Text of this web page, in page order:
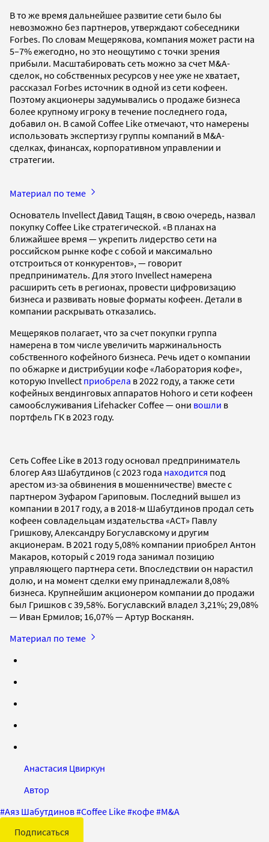
В то же время дальнейшее развитие сети было бы
невозможно без партнеров, утверждают собеседники
Forbes. По словам Мещерякова, компания может расти на
5–7% ежегодно, но это неощутимо с точки зрения
прибыли. Масштабировать сеть можно за счет M&A-
сделок, но собственных ресурсов у нее уже не хватает,
рассказал Forbes источник в одной из сети кофеен.
Поэтому акционеры задумывались о продаже бизнеса
более крупному игроку в течение последнего года,
добавил он. В самой Coffee Like отмечают, что намерены
использовать экспертизу группы компаний в M&A-
сделках, финансах, корпоративном управлении и
стратегии.
Материал по теме
Основатель Invellect Давид Тащян, в свою очередь, назвал
покупку Coffee Like стратегической. «В планах на
ближайшее время — укрепить лидерство сети на
российском рынке кофе с собой и максимально
отстроиться от конкурентов», — говорит
предприниматель. Для этого Invellect намерена
расширить сеть в регионах, провести цифровизацию
бизнеса и развивать новые форматы кофеен. Детали в
компании раскрывать отказались.
Мещеряков полагает, что за счет покупки группа
намерена в том числе увеличить маржинальность
собственного кофейного бизнеса. Речь идет о компании
по обжарке и дистрибуции кофе «Лаборатория кофе»,
которую Invellect приобрела в 2022 году, а также сети
кофейных вендинговых аппаратов Hohoro и сети кофеен
самообслуживания Lifehacker Coffee — они вошли в
портфель ГК в 2023 году.
Сеть Coffee Like в 2013 году основал предприниматель
блогер Аяз Шабутдинов (с 2023 года находится под
арестом из-за обвинения в мошенничестве) вместе с
партнером Зуфаром Гариповым. Последний вышел из
компании в 2017 году, а в 2018-м Шабутдинов продал сеть
кофеен совладельцам издательства «АСТ» Павлу
Гришкову, Александру Богуславскому и другим
акционерам. В 2021 году 5,08% компании приобрел Антон
Макаров, который с 2019 года занимал позицию
управляющего партнера сети. Впоследствии он нарастил
долю, и на момент сделки ему принадлежали 8,08%
бизнеса. Крупнейшим акционером компании до продажи
был Гришков с 39,58%. Богуславский владел 3,21%; 29,08%
— Иван Ермилов; 16,07% — Артур Восканян.
Материал по теме
Анастасия Цвиркун
Автор
#Аяз Шабутдинов#Coffee Like#кофе#M&A
Подписаться